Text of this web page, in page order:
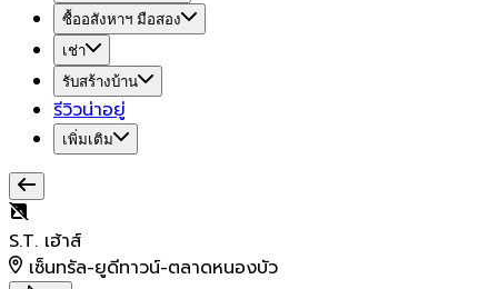
ซื้ออสังหาฯ มือสอง
เช่า
รับสร้างบ้าน
รีวิวน่าอยู่
เพิ่มเติม
S.T. เฮ้าส์
เซ็นทรัล-ยูดีทาวน์-ตลาดหนองบัว